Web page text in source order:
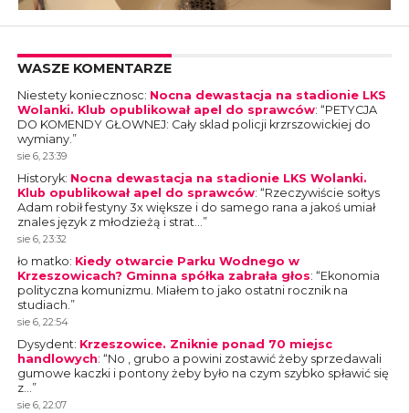
WASZE KOMENTARZE
Niestety koniecznosc: Nocna dewastacja na stadionie LKS
Wolanki. Klub opublikował apel do sprawców: “PETYCJA
DO KOMENDY GŁOWNEJ: Cały sklad policji krzrszowickiej do
wymiany.”
sie 6, 23:39
Historyk: Nocna dewastacja na stadionie LKS Wolanki.
Klub opublikował apel do sprawców: “Rzeczywiście sołtys
Adam robił festyny 3x większe i do samego rana a jakoś umiał
znales język z młodzieżą i strat…”
sie 6, 23:32
ło matko: Kiedy otwarcie Parku Wodnego w
Krzeszowicach? Gminna spółka zabrała głos: “Ekonomia
polityczna komunizmu. Miałem to jako ostatni rocznik na
studiach.”
sie 6, 22:54
Dysydent: Krzeszowice. Zniknie ponad 70 miejsc
handlowych: “No , grubo a powini zostawić żeby sprzedawali
gumowe kaczki i pontony żeby było na czym szybko spławić się
z…”
sie 6, 22:07